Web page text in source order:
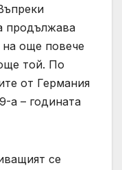
продължава
на още повече
той. По
от Германия
а – годината
се